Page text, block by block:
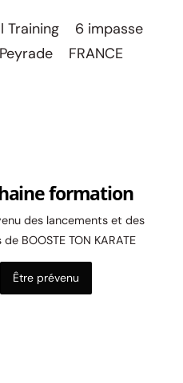
Training 6 impasse
FRANCE
formation
des lancements et des
BOOSTE TON KARATE
Être prévenu